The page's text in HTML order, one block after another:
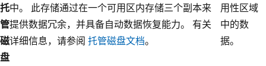
托
管
磁
盘
中。 此存储通过在一个可用区内存储三个副本来
提供数据冗余，并具备自动数据恢复能力。 有关
详细信息，请参阅 托管磁盘文档。
用性区域
中的数
据。